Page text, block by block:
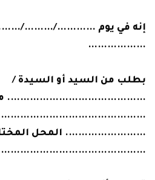
إنه في يوم …………/………/
………………
بطلب من السيد أو السيدة /
…………………………………….
…………………………………………..
……………………. المحل